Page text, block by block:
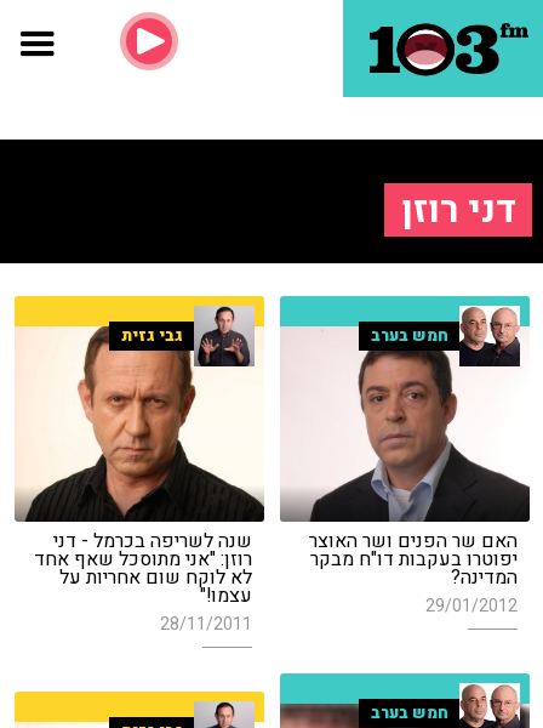
דני רוזן
חמש בערב
האם שר הפנים ושר האוצר
יפוטרו בעקבות דו"ח מבקר
המדינה?
29/01/2012
גבי גזית
שנה לשריפה בכרמל - דני
רוזן: "אני מתוסכל שאף אחד
לא לוקח שום אחריות על
עצמו!"
28/11/2011
חמש בערב